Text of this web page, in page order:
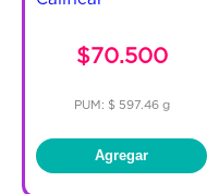
$70.500
PUM: $ 597.46 g
Agregar